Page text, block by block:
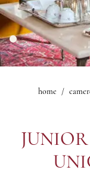
Giardino
Bar Bistrot
Ristorante
Bar Lobby
Salone delle
Salone
Sala Iris
Sala Nerone
Sala Le
Gallery
Fitness
Offerte
Gallery
home